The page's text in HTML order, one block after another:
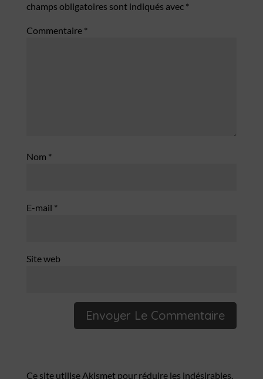
champs obligatoires sont indiqués avec *
Commentaire *
Nom *
E-mail *
Site web
Ce site utilise Akismet pour réduire les indésirables.